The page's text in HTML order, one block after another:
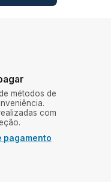
métodos de
com
pagamento